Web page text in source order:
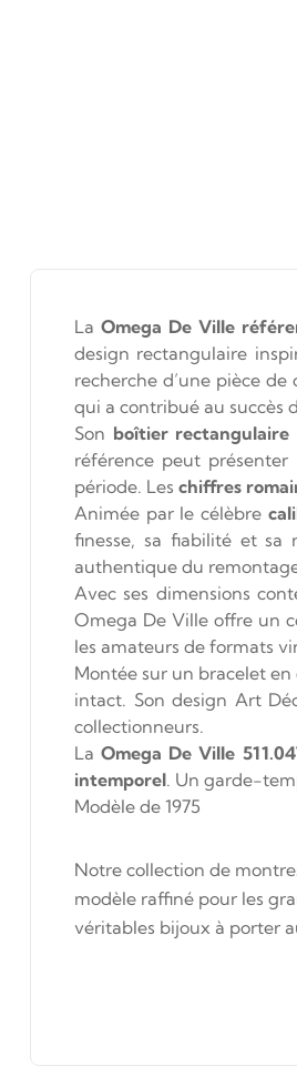
La Omega De Ville
design rectangulaire
recherche d’une pièce
qui a contribué au succès
Son boîtier
référence peut
période. Les chiffres
Animée par le célèbre
finesse, sa fiabilité et
authentique du
Avec ses dimensions
Omega De Ville offre un
les amateurs de formats
Montée sur un bracelet
intact. Son design Art
collectionneurs.
LaOmega De Ville
intemporel. Un garde-
Modèle de 1975
Notre collection de
modèle raffiné pour les
véritables bijoux à porter